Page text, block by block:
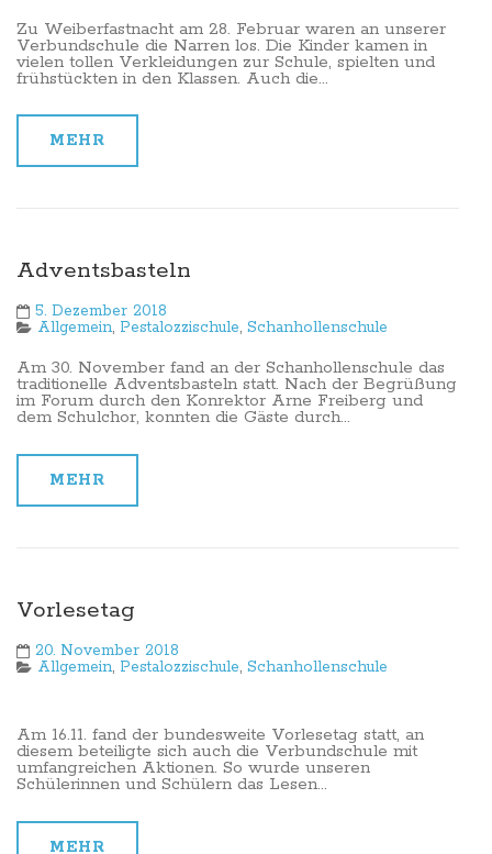
Zu Weiberfastnacht am 28. Februar waren an unserer
Verbundschule die Narren los. Die Kinder kamen in
vielen tollen Verkleidungen zur Schule, spielten und
frühstückten in den Klassen. Auch die...
MEHR
Adventsbasteln
5. Dezember 2018
Allgemein, Pestalozzischule, Schanhollenschule
Am 30. November fand an der Schanhollenschule das
traditionelle Adventsbasteln statt. Nach der Begrüßung
im Forum durch den Konrektor Arne Freiberg und
dem Schulchor, konnten die Gäste durch...
MEHR
Vorlesetag
20. November 2018
Allgemein, Pestalozzischule, Schanhollenschule
Am 16.11. fand der bundesweite Vorlesetag statt, an
diesem beteiligte sich auch die Verbundschule mit
umfangreichen Aktionen. So wurde unseren
Schülerinnen und Schülern das Lesen...
MEHR